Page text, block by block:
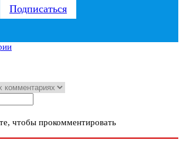
Подписаться
чтобы прокомментировать